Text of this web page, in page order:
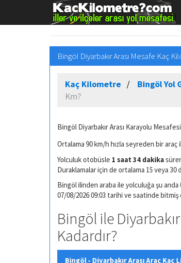
Bingöl Diyarbakır Arası Mesafe Kaç
Kaç Kilometre Bingöl Yol
Km?
Bingöl Diyarbakır Arası Karayolu Mesafesi
Ortalama 90 km/h hızla seyreden bir araç
Yolculuk otobüsle 1 saat 34 dakika
Duraklamalar için de ortalama 15 veya
Bingöl ilinden araba ile yolculuğa şu anda
07/08/2026 09:03 tarihi ve saatinde bitmiş
Bingöl ile
Kadardır?
Bingöl - Diyarbakır Arası Araç